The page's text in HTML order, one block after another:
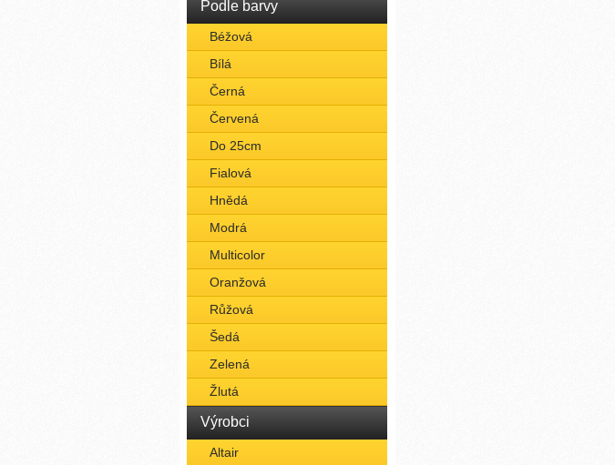
Podle barvy
Béžová
Bílá
Černá
Červená
Do 25cm
Fialová
Hnědá
Modrá
Multicolor
Oranžová
Růžová
Šedá
Zelená
Žlutá
Výrobci
Altair